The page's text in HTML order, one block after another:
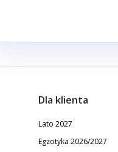
Dla klienta
Lato 2027
Egzotyka 2026/2027